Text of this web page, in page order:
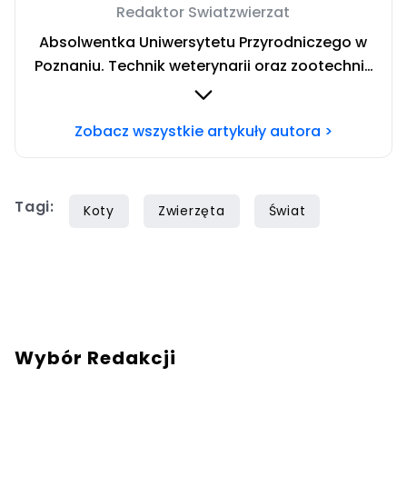
Redaktor Swiatzwierzat
Absolwentka Uniwersytetu Przyrodniczego w
Poznaniu. Technik weterynarii oraz zootechnik
ze specjalizacją żywienia zwierząt
aranżowania akwariów i nurkowania. Chcesz
Zobacz wszystkie artykuły autora >
Tagi: Koty Zwierzęta Świat
Wybór Redakcji